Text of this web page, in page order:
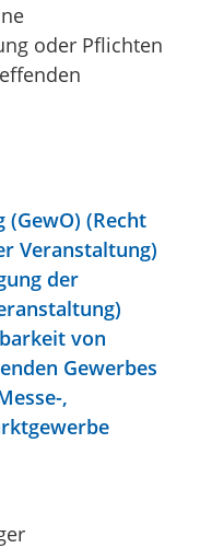
oder Pflichten
(GewO) (Recht
Veranstaltung)
der
von
Gewerbes
,